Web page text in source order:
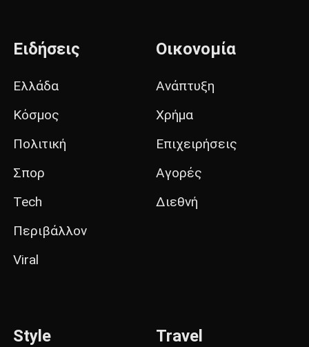
Ειδήσεις
Ελλάδα
Κόσμος
Πολιτική
Σπορ
Tech
Περιβάλλον
Viral
Οικονομία
Ανάπτυξη
Χρήμα
Επιχειρήσεις
Αγορές
Διεθνή
Style Travel